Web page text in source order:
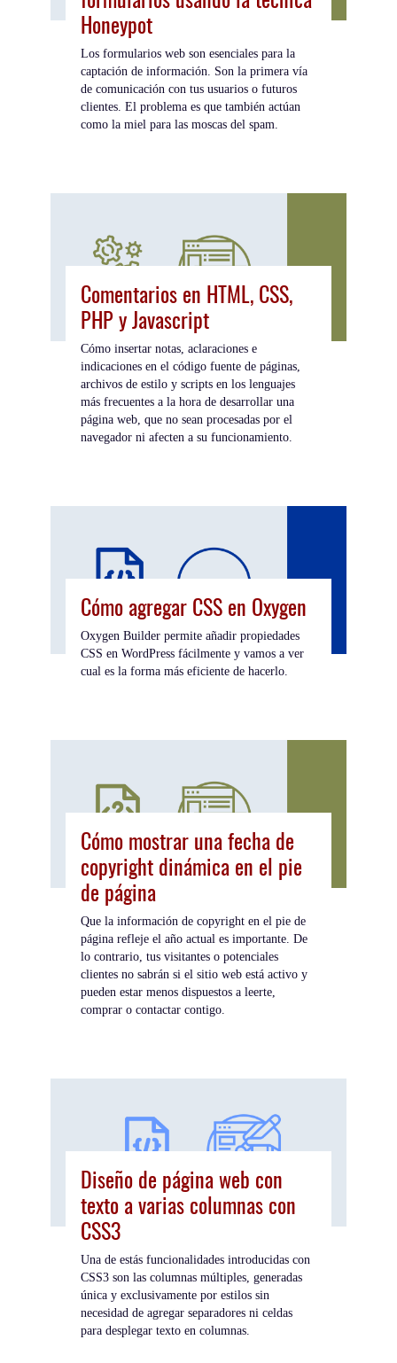
Honeypot
Los formularios web son esenciales para la
captación de información. Son la primera vía
de comunicación con tus usuarios o futuros
clientes. El problema es que también actúan
como la miel para las moscas del spam.
Comentarios en HTML, CSS,
PHP y Javascript
Cómo insertar notas, aclaraciones e
indicaciones en el código fuente de páginas,
archivos de estilo y scripts en los lenguajes
más frecuentes a la hora de desarrollar una
página web, que no sean procesadas por el
navegador ni afecten a su funcionamiento.
Cómo agregar CSS en Oxygen
Oxygen Builder permite añadir propiedades
CSS en WordPress fácilmente y vamos a ver
cual es la forma más eficiente de hacerlo.
Cómo mostrar una fecha de
copyright dinámica en el pie
de página
Que la información de copyright en el pie de
página refleje el año actual es importante. De
lo contrario, tus visitantes o potenciales
clientes no sabrán si el sitio web está activo y
pueden estar menos dispuestos a leerte,
comprar o contactar contigo.
Diseño de página web con
texto a varias columnas con
CSS3
Una de estás funcionalidades introducidas con
CSS3 son las columnas múltiples, generadas
única y exclusivamente por estilos sin
necesidad de agregar separadores ni celdas
para desplegar texto en columnas.